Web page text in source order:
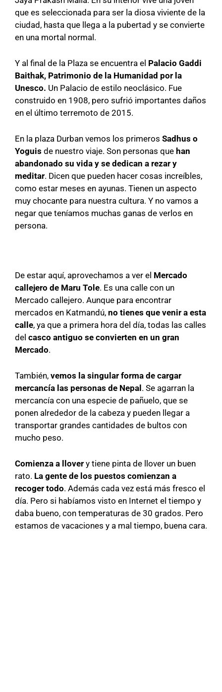
que es seleccionada para ser la diosa viviente de la
ciudad, hasta que llega a la pubertad y se convierte
en una mortal normal.
Y al final de la Plaza se encuentra el Palacio Gaddi
Baithak, Patrimonio de la Humanidad por la
Unesco. Un Palacio de estilo neoclásico. Fue
construido en 1908, pero sufrió importantes daños
en el último terremoto de 2015.
En la plaza Durban vemos los primeros Sadhus o
Yoguis de nuestro viaje. Son personas que han
abandonado su vida y se dedican a rezar y
meditar. Dicen que pueden hacer cosas increíbles,
como estar meses en ayunas. Tienen un aspecto
muy chocante para nuestra cultura. Y no vamos a
negar que teníamos muchas ganas de verlos en
persona.
De estar aquí, aprovechamos a ver el Mercado
callejero de Maru Tole. Es una calle con un
Mercado callejero. Aunque para encontrar
mercados en Katmandú, no tienes que venir a esta
calle, ya que a primera hora del día, todas las calles
del casco antiguo se convierten en un gran
Mercado.
También, vemos la singular forma de cargar
mercancía las personas de Nepal . Se agarran la
mercancía con una especie de pañuelo, que se
ponen alrededor de la cabeza y pueden llegar a
transportar grandes cantidades de bultos con
mucho peso.
Comienza a llover y tiene pinta de llover un buen
rato. La gente de los puestos comienzan a
recoger todo. Además cada vez está más fresco el
día. Pero si habíamos visto en Internet el tiempo y
daba bueno, con temperaturas de 30 grados. Pero
estamos de vacaciones y a mal tiempo, buena cara.